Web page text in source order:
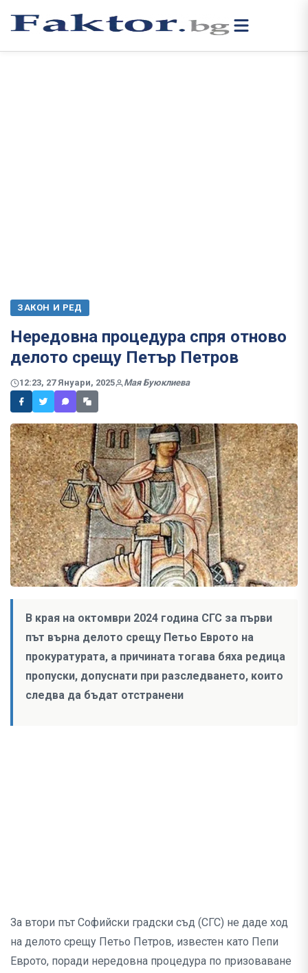
ЗАКОН И РЕД
Нередовна процедура спря отново
делото срещу Петър Петров
12:23, 27 Януари, 2025 Мая Буюклиева
В края на октомври 2024 година СГС за първи
път върна делото срещу Петьо Еврото на
прокуратурата, а причината тогава бяха редица
пропуски, допуснати при разследването, които
следва да бъдат отстранени
За втори път Софийски градски съд (СГС) не даде ход
на делото срещу Петьо Петров, известен като Пепи
Еврото, поради нередовна процедура по призоваване